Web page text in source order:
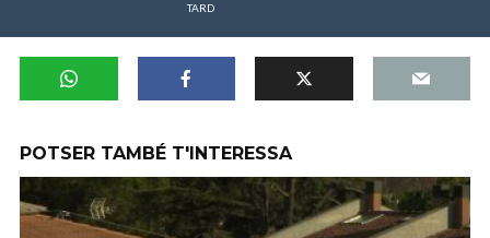
TARD
POTSER TAMBÉ T'INTERESSA